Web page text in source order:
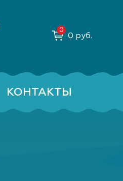
0 руб.
КОНТАКТЫ